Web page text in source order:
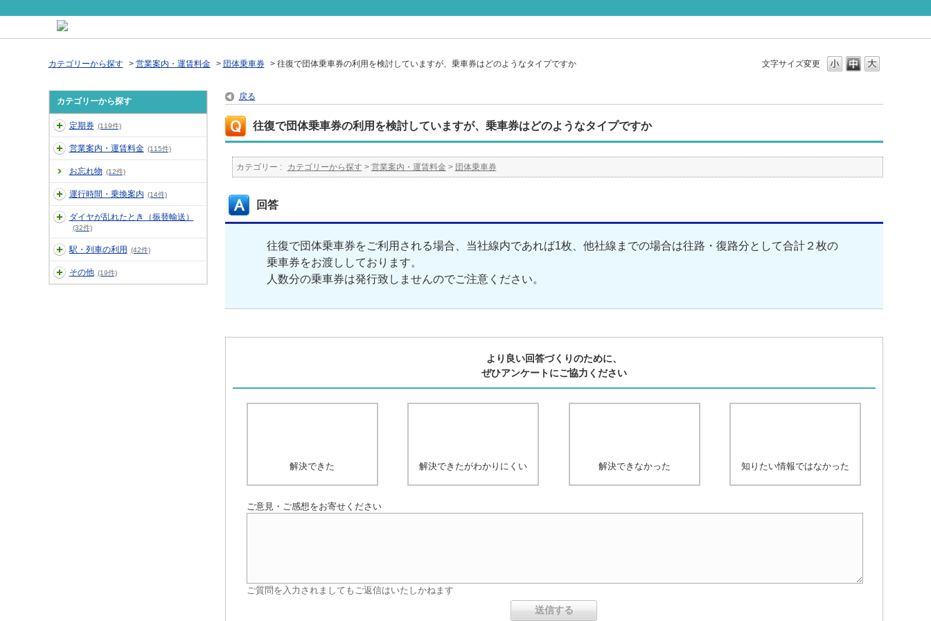
文字サイズ変更
カテゴリーから探す > 営業案内・運賃料金 > 団体乗車券 > 往復で団体乗車券の利用を検討していますが、乗車券はどのようなタイプですか
カテゴリーから探す
定期券 (119件)
営業案内・運賃料金 (115件)
お忘れ物 (12件)
運行時間・乗換案内 (14件)
ダイヤが乱れたとき（振替輸送）
(32件)
駅・列車の利用 (42件)
その他 (19件)
戻る
往復で団体乗車券の利用を検討していますが、乗車券はどのようなタイプですか
カテゴリー : カテゴリーから探す > 営業案内・運賃料金 > 団体乗車券
回答
往復で団体乗車券をご利用される場合、当社線内であれば1枚、他社線までの場合は往路・復路分として合計２枚の
乗車券をお渡ししております。
人数分の乗車券は発行致しませんのでご注意ください。
より良い回答づくりのために、
ぜひアンケートにご協力ください
解決できた 解決できたがわかりにくい 解決できなかった 知りたい情報ではなかった
ご意見・ご感想をお寄せください
ご質問を入力されましてもご返信はいたしかねます